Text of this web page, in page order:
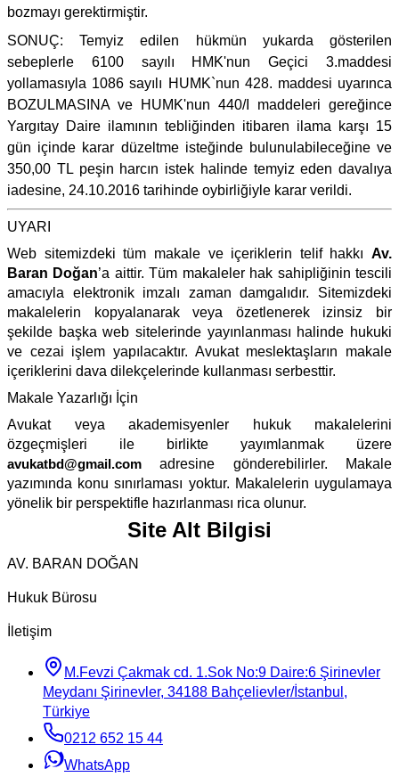
bozmayı gerektirmiştir.
SONUÇ: Temyiz edilen hükmün yukarda gösterilen
sebeplerle 6100 sayılı HMK'nun Geçici 3.maddesi
yollamasıyla 1086 sayılı HUMK`nun 428. maddesi uyarınca
BOZULMASINA ve HUMK'nun 440/I maddeleri gereğince
Yargıtay Daire ilamının tebliğinden itibaren ilama karşı 15
gün içinde karar düzeltme isteğinde bulunulabileceğine ve
350,00 TL peşin harcın istek halinde temyiz eden davalıya
iadesine, 24.10.2016 tarihinde oybirliğiyle karar verildi.
UYARI
Web sitemizdeki tüm makale ve içeriklerin telif hakkı Av.
Baran Doğan’a aittir. Tüm makaleler hak sahipliğinin tescili
amacıyla elektronik imzalı zaman damgalıdır. Sitemizdeki
makalelerin kopyalanarak veya özetlenerek izinsiz bir
şekilde başka web sitelerinde yayınlanması halinde hukuki
ve cezai işlem yapılacaktır. Avukat meslektaşların makale
içeriklerini dava dilekçelerinde kullanması serbesttir.
Makale Yazarlığı İçin
Avukat veya akademisyenler hukuk makalelerini
özgeçmişleri ile birlikte yayımlanmak üzere
avukatbd@gmail.com adresine gönderebilirler. Makale
yazımında konu sınırlaması yoktur. Makalelerin uygulamaya
yönelik bir perspektifle hazırlanması rica olunur.
Site Alt Bilgisi
AV. BARAN DOĞAN
Hukuk Bürosu
İletişim
M.Fevzi Çakmak cd. 1.Sok No:9 Daire:6 Şirinevler
Meydanı Şirinevler, 34188 Bahçelievler/İstanbul,
Türkiye
0212 652 15 44
WhatsApp